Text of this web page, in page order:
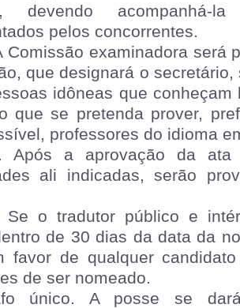
devendo acompanhá-
pelos concorrentes.
Comissão examinadora será
que designará o
idôneas que
que se pretenda prover,
professores do idioma
Após a aprovação da
ali indicadas, serão
Se o tradutor público e
de 30 dias da data da
favor de qualquer
de ser nomeado.
único. A posse se